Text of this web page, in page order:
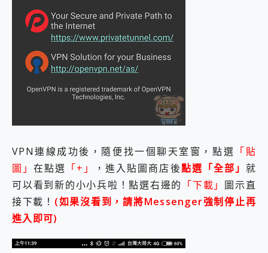
VPN連線成功後，隨便找一個聊天室窗，點選 「貼
圖」在點選 「+」 ，進入貼圖商店後點選「全部」 就
可以看到新的小小兵啦！點選右邊的 「下載」 圖示直
接下載！ (如果沒看到，請將Messenger強制停止再
進入即可)